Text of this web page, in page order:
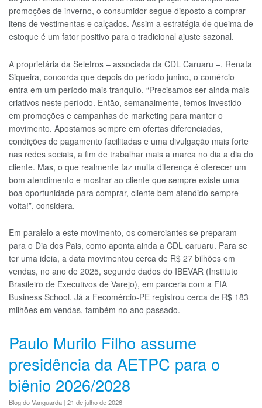
promoções de inverno, o consumidor segue disposto a comprar
itens de vestimentas e calçados. Assim a estratégia de queima de
estoque é um fator positivo para o tradicional ajuste sazonal.
A proprietária da Seletros – associada da CDL Caruaru –, Renata
Siqueira, concorda que depois do período junino, o comércio
entra em um período mais tranquilo. “Precisamos ser ainda mais
criativos neste período. Então, semanalmente, temos investido
em promoções e campanhas de marketing para manter o
movimento. Apostamos sempre em ofertas diferenciadas,
condições de pagamento facilitadas e uma divulgação mais forte
nas redes sociais, a fim de trabalhar mais a marca no dia a dia do
cliente. Mas, o que realmente faz muita diferença é oferecer um
bom atendimento e mostrar ao cliente que sempre existe uma
boa oportunidade para comprar, cliente bem atendido sempre
volta!”, considera.
Em paralelo a este movimento, os comerciantes se preparam
para o Dia dos Pais, como aponta ainda a CDL caruaru. Para se
ter uma ideia, a data movimentou cerca de R$ 27 bilhões em
vendas, no ano de 2025, segundo dados do IBEVAR (Instituto
Brasileiro de Executivos de Varejo), em parceria com a FIA
Business School. Já a Fecomércio-PE registrou cerca de R$ 183
milhões em vendas, também no ano passado.
Paulo Murilo Filho assume
presidência da AETPC para o
biênio 2026/2028
Blog do Vanguarda | 21 de julho de 2026